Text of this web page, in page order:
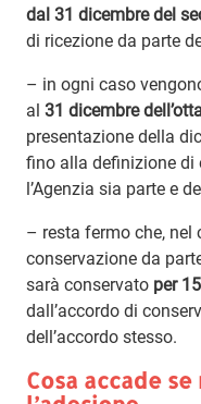
dal 31 dicembre del
di ricezione da parte
– in ogni caso
al 31 dicembre
presentazione della
fino alla definizione di
l’Agenzia sia parte e
– resta fermo che, nel
conservazione da
sarà conservato per
dall’accordo di
dell’accordo stesso.
Cosa accade